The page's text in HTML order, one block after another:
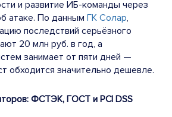
и развитие ИБ-команды через
атаке. По данным ГК Солар,
последствий серьёзного
20 млн руб. в год, а
занимает от пяти дней —
обходится значительно дешевле.
ФСТЭК, ГОСТ и PCI DSS